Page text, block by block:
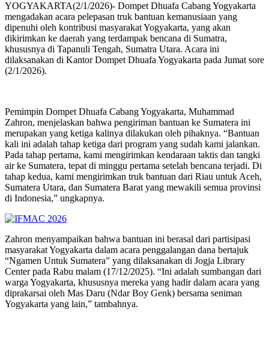
YOGYAKARTA(2/1/2026)- Dompet Dhuafa Cabang Yogyakarta
mengadakan acara pelepasan truk bantuan kemanusiaan yang
dipenuhi oleh kontribusi masyarakat Yogyakarta, yang akan
dikirimkan ke daerah yang terdampak bencana di Sumatra,
khususnya di Tapanuli Tengah, Sumatra Utara. Acara ini
dilaksanakan di Kantor Dompet Dhuafa Yogyakarta pada Jumat sore
(2/1/2026).
Pemimpin Dompet Dhuafa Cabang Yogyakarta, Muhammad
Zahron, menjelaskan bahwa pengiriman bantuan ke Sumatera ini
merupakan yang ketiga kalinya dilakukan oleh pihaknya. “Bantuan
kali ini adalah tahap ketiga dari program yang sudah kami jalankan.
Pada tahap pertama, kami mengirimkan kendaraan taktis dan tangki
air ke Sumatera, tepat di minggu pertama setelah bencana terjadi. Di
tahap kedua, kami mengirimkan truk bantuan dari Riau untuk Aceh,
Sumatera Utara, dan Sumatera Barat yang mewakili semua provinsi
di Indonesia,” ungkapnya.
Zahron menyampaikan bahwa bantuan ini berasal dari partisipasi
masyarakat Yogyakarta dalam acara penggalangan dana bertajuk
“Ngamen Untuk Sumatera” yang dilaksanakan di Jogja Library
Center pada Rabu malam (17/12/2025). “Ini adalah sumbangan dari
warga Yogyakarta, khususnya mereka yang hadir dalam acara yang
diprakarsai oleh Mas Daru (Ndar Boy Genk) bersama seniman
Yogyakarta yang lain,” tambahnya.